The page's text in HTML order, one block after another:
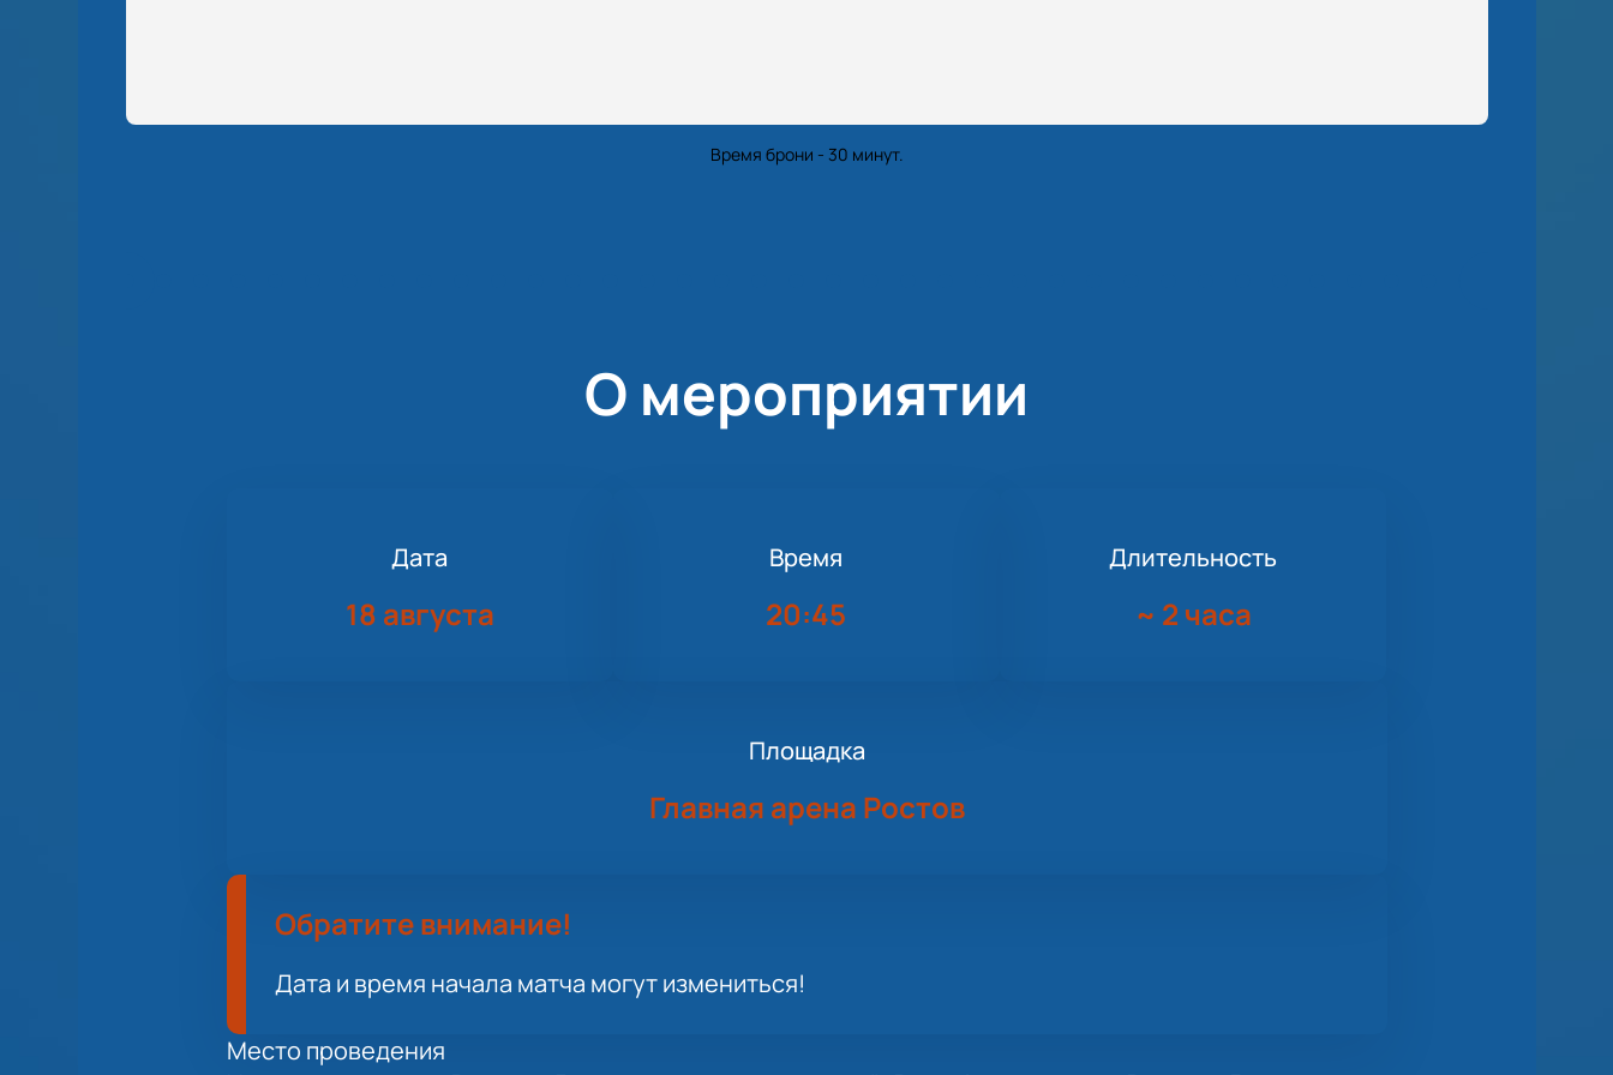
Время брони - 30 минут.
О мероприятии
Дата
18 августа
Время
20:45
Длительность
~ 2 часа
Площадка
Главная арена Ростов
Обратите внимание!
Дата и время начала матча могут измениться!
Место проведения